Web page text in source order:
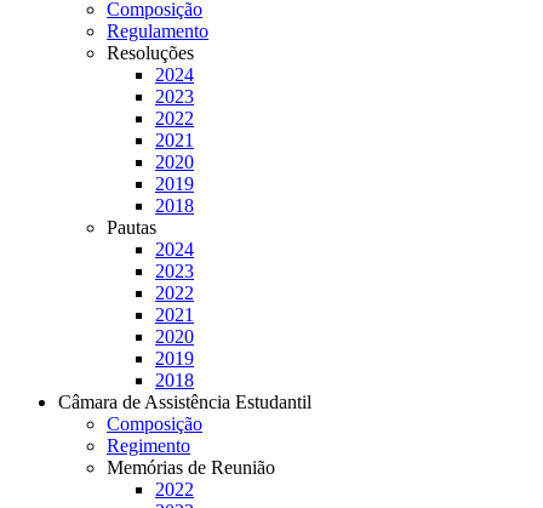
Composição
Regulamento
Resoluções
2024
2023
2022
2021
2020
2019
2018
Pautas
2024
2023
2022
2021
2020
2019
2018
Câmara de Assistência Estudantil
Composição
Regimento
Memórias de Reunião
2022